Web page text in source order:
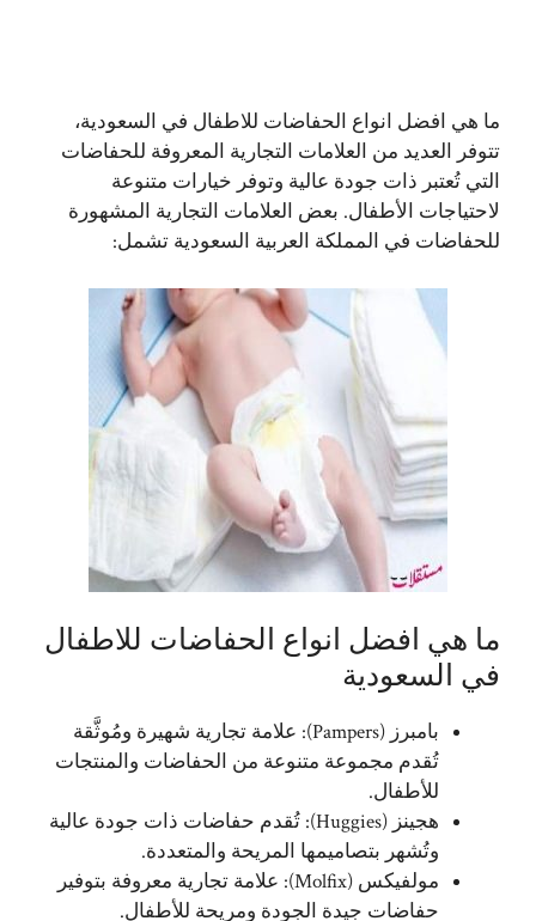
ما هي افضل انواع الحفاضات للاطفال في السعودية،
تتوفر العديد من العلامات التجارية المعروفة للحفاضات
التي تُعتبر ذات جودة عالية وتوفر خيارات متنوعة
لاحتياجات الأطفال. بعض العلامات التجارية المشهورة
للحفاضات في المملكة العربية السعودية تشمل:
ما هي افضل انواع الحفاضات للاطفال
في السعودية
بامبرز (Pampers): علامة تجارية شهيرة ومُوثَّقة
تُقدم مجموعة متنوعة من الحفاضات والمنتجات
للأطفال.
هجينز (Huggies): تُقدم حفاضات ذات جودة عالية
وتُشهر بتصاميمها المريحة والمتعددة.
مولفيكس (Molfix): علامة تجارية معروفة بتوفير
حفاضات جيدة الجودة ومريحة للأطفال.